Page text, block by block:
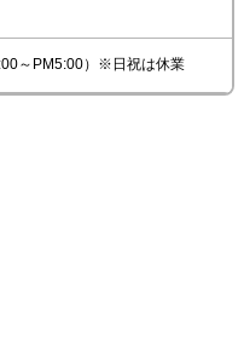
～PM5:00）※日祝は休業